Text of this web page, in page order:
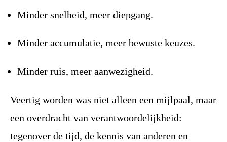
Minder snelheid, meer diepgang.
Minder accumulatie, meer bewuste keuzes.
Minder ruis, meer aanwezigheid.
Veertig worden was niet alleen een mijlpaal, maar
een overdracht van verantwoordelijkheid:
tegenover de tijd, de kennis van anderen en